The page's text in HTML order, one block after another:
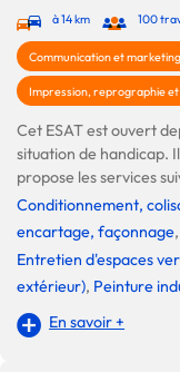
à 14 km 100
Communication et marketing
Impression, reprographie
Cet ESAT est ouvert
situation de handicap.
propose les services
Conditionnement,
encartage, façonnage,
Entretien d'espaces
extérieur), Peinture
En savoir +